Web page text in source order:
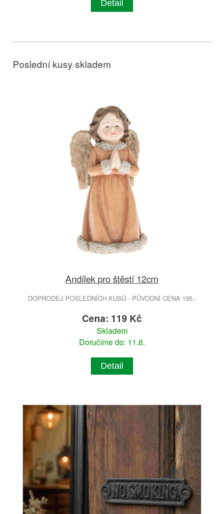
Detail
Poslední kusy skladem
Andílek pro štěstí 12cm
DOPRODEJ POSLEDNÍCH KUSŮ - PŮVODNÍ CENA 195.-
Cena: 119 Kč
Skladem
Doručíme do: 11.8.
Detail